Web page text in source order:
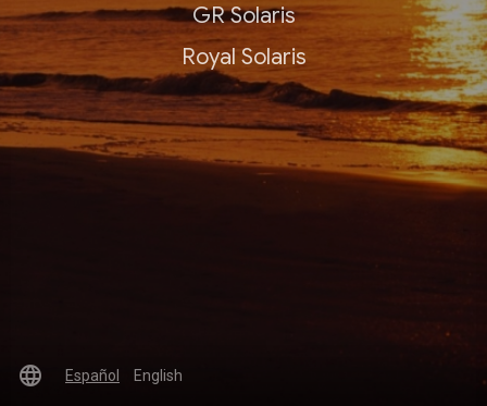
GR Solaris
Royal Solaris
language Español English